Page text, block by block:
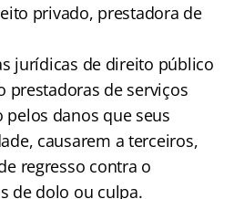
privado, prestadora de
jurídicas de direito público
prestadoras de serviços
danos que seus
causarem a terceiros,
regresso contra o
de dolo ou culpa.